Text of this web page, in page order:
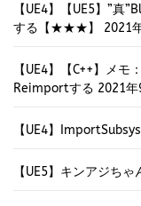
【UE4】【UE5】”
する【★★★】
2021
【UE4】【C++】メ
Reimportする 2021年
【UE4】
【UE5】キンアジち